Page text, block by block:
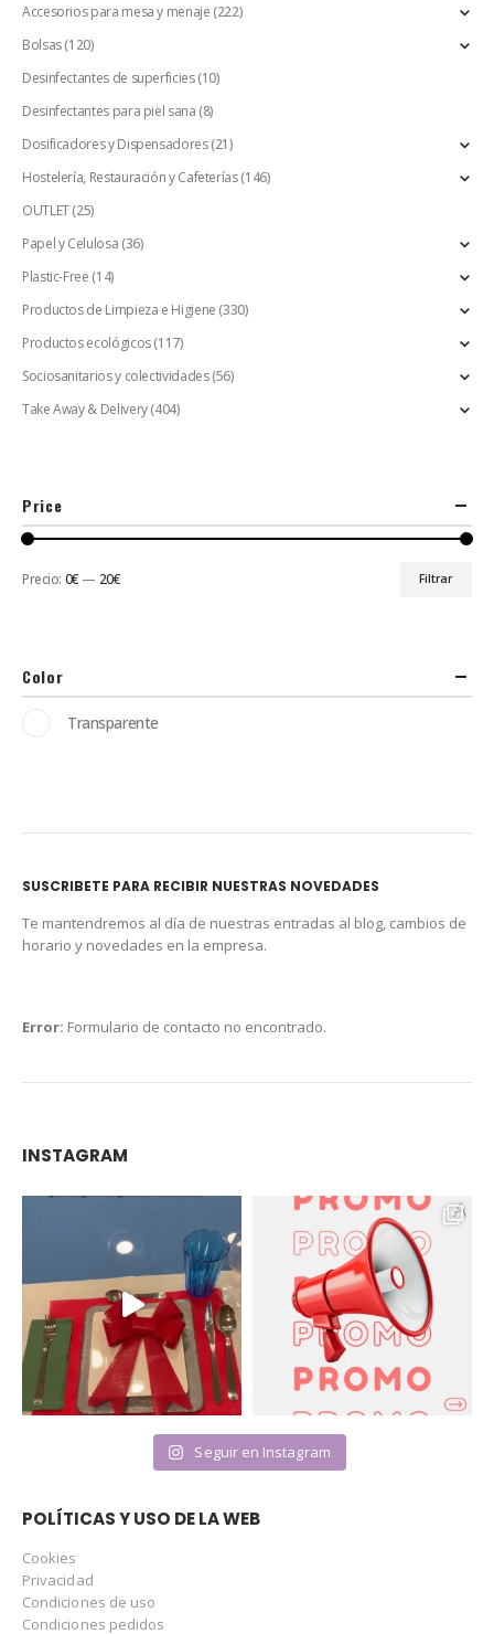
Accesorios para mesa y menaje (222)
Bolsas(120)
Desinfectantes de superficies (10)
Desinfectantes para piel sana (8)
Dosificadores y Dispensadores (21)
Hostelería, Restauración y Cafeterías(146)
OUTLET(25)
Papel y Celulosa (36)
Plastic-Free (14)
Productos de Limpieza e Higiene (330)
Productos ecológicos(117)
Sociosanitarios y colectividades (56)
Take Away & Delivery(404)
Price
Filtrar
Precio: 0€ — 20€
Color
Transparente
SUSCRIBETE PARA RECIBIR NUESTRAS NOVEDADES
Te mantendremos al día de nuestras entradas al blog, cambios de
horario y novedades en la empresa.
Error: Formulario de contacto no encontrado.
INSTAGRAM
Seguir en Instagram
POLÍTICAS Y USO DE LA WEB
Cookies
Privacidad
Condiciones de uso
Condiciones pedidos